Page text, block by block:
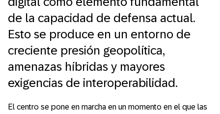
de la capacidad de defensa actual.
Esto se produce en un entorno de
creciente presión geopolítica,
amenazas híbridas y mayores
exigencias de interoperabilidad.
El centro se pone en marcha en un momento en el que las